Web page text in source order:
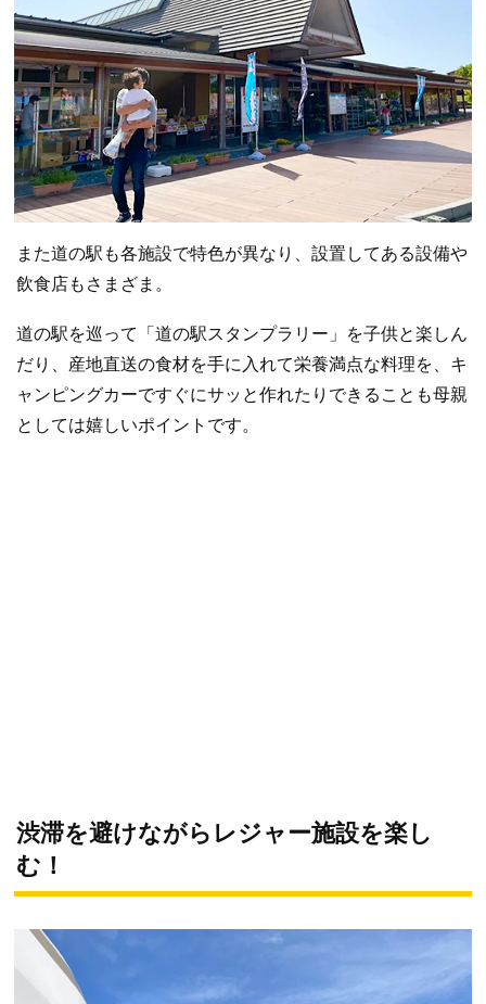
また道の駅も各施設で特色が異なり、設置してある設備や
飲食店もさまざま。
道の駅を巡って「道の駅スタンプラリー」を子供と楽しん
だり、産地直送の食材を手に入れて栄養満点な料理を、キ
ャンピングカーですぐにサッと作れたりできることも母親
としては嬉しいポイントです。
渋滞を避けながらレジャー施設を楽し
む！